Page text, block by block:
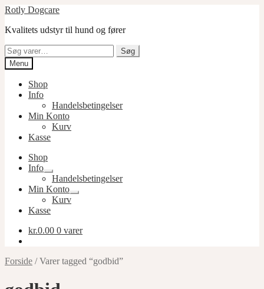
Spring
navigation
Spring
indhold
Rotly Dogcare
Kvalitets udstyr til hund og fører
Søg
efter:
Søg
Menu
Shop
Info
Handelsbetingelser
Min Konto
Kurv
Kasse
Shop
Info
Udfold
undermenu
Handelsbetingelser
Min Konto
Udfold
Kurv
Kasse
kr.0.00 0 varer
Forside /Varer tagged “godbid”